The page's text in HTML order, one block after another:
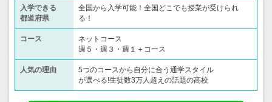
入学できる
都道府県
全国から入学可能！全国どこでも授業が受けられ
る！
コース
ネットコース
週５・週３・週１＋コース
人気の理由
5つのコースから自分に合う通学スタイル
が選べる!生徒数3万人超えの話題の高校